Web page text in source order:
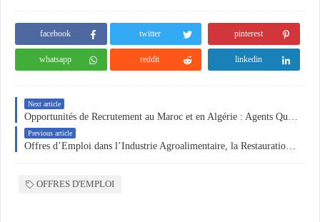
facebook twitter pinterest
whatsapp reddit linkedin
Next article
Previous article
OFFRES D'EMPLOI